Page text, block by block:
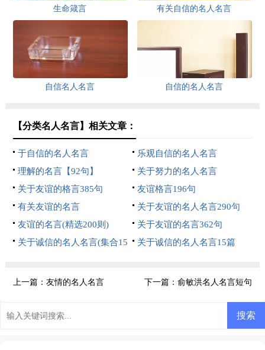
生命箴言 有关自信的名人名言
自信名人名言 自信的名人名言
【分类名人名言】相关文章：
于自信的名人名言
乐观自信的名人名言
理解的名言【92句】
关于努力的名人名言
关于友谊的格言385句
友谊格言196句
有关友谊的名言
关于友谊的名人名言290句
友谊的名言(精选200则)
关于友谊的名言362句
关于诚信的名人名言(集合15
关于诚信的名人名言15篇
上一篇： 友情的名人名言 下一篇：俞敏洪名人名言短句
（精选40句）